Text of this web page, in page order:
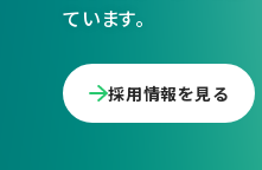
ています。
採用情報を見る